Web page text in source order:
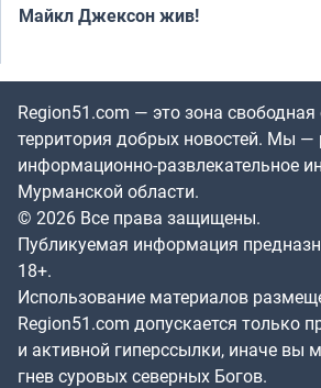
Майкл Джексон жив!
Region51.com — это зона свободная
территория добрых новостей. Мы —
информационно-развлекательное
Мурманской области.
© 2026 Все права защищены.
Публикуемая информация
18+.
Использование материалов
Region51.com допускается только
и активной гиперссылки, иначе вы
гнев суровых северных Богов.